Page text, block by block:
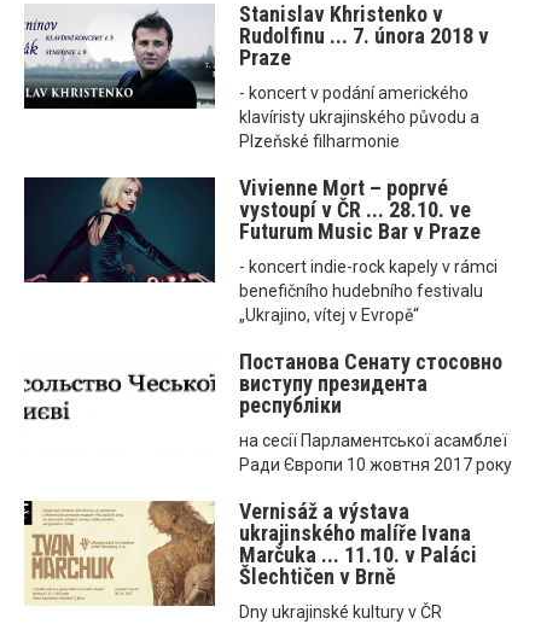
Stanislav Khristenko v
Rudolfinu ... 7. února 2018 v
Praze
- koncert v podání amerického
klavíristy ukrajinského původu a
Plzeňské filharmonie
Vivienne Mort – poprvé
vystoupí v ČR ... 28.10. ve
Futurum Music Bar v Praze
- koncert indie-rock kapely v rámci
benefičního hudebního festivalu
„Ukrajino, vítej v Evropě“
Постанова Сенату стосовно
виступу президента
республіки
на сесії Парламентської асамблеї
Ради Європи 10 жовтня 2017 року
Vernisáž a výstava
ukrajinského malíře Ivana
Marčuka ... 11.10. v Paláci
Šlechtičen v Brně
Dny ukrajinské kultury v ČR